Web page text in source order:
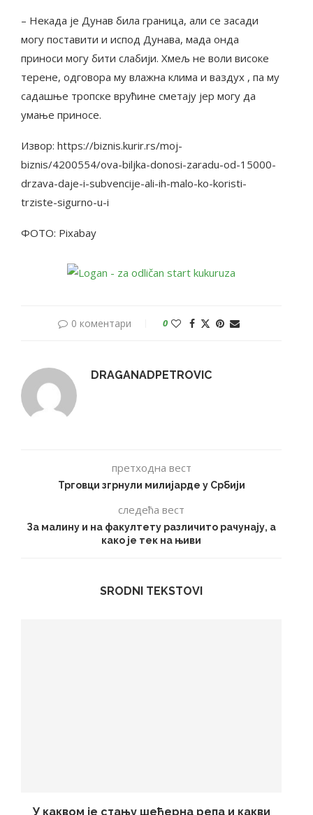
– Некада је Дунав била граница, али се засади
могу поставити и испод Дунава, мада онда
приноси могу бити слабији. Хмељ не воли високе
терене, одговора му влажна клима и ваздух , па му
садашње тропске врућине сметају јер могу да
умање приносе.
Извор: https://biznis.kurir.rs/moj-
biznis/4200554/ova-biljka-donosi-zaradu-od-15000-
drzava-daje-i-subvencije-ali-ih-malo-ko-koristi-
trziste-sigurno-u-i
ФОТО: Pixabay
0 коментари 0
DRAGANADPETROVIC
претходна вест
Трговци згрнули милијарде у Србији
следећа вест
За малину и на факултету различито рачунају, а
како је тек на њиви
SRODNI TEKSTOVI
У каквом је стању шећерна репа и какви